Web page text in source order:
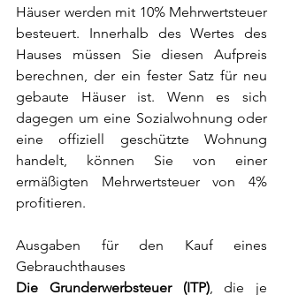
Häuser werden mit 10% Mehrwertsteuer
besteuert. Innerhalb des Wertes des
Hauses müssen Sie diesen Aufpreis
berechnen, der ein fester Satz für neu
gebaute Häuser ist. Wenn es sich
dagegen um eine Sozialwohnung oder
eine offiziell geschützte Wohnung
handelt, können Sie von einer
ermäßigten Mehrwertsteuer von 4%
profitieren.
Ausgaben für den Kauf eines
Gebrauchthauses
Die Grunderwerbsteuer (ITP), die je